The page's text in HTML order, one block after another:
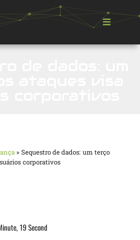
» Sequestro de dados: um terço
corporativos
19 Second